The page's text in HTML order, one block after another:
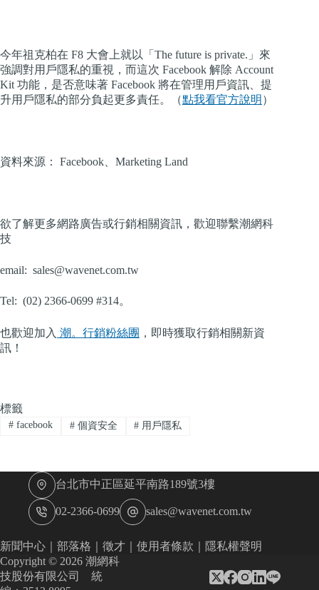
今年祖克柏在 F8 大會上就以「The future is private.」來
強調對用戶隱私的重視，而這次 Facebook 解除 Account
Kit 功能，是否意味著 Facebook 將在管理用戶資訊、提
升用戶隱私的部分負起更多責任。（點我看官方說明 ）
資料來源： Facebook、Marketing Land
欲了解更多網路廣告或行銷相關資訊，歡迎聯繫潮網科
技
email: sales@wavenet.com.tw
Tel: (02) 2366-0699 #314。
也歡迎加入 潮。行銷粉絲團 ，即時獲取行銷相關新資
訊！
標籤
#facebook #個資安全 # 用戶隱私
台北市中正區延平南路189號3樓
02-2366-0699 sales@wavenet.com.tw
新聞中心 部落格 徵才 使用者條款
隱私權聲明
Copyright © 2026 潮網科
技股份有限公司 統